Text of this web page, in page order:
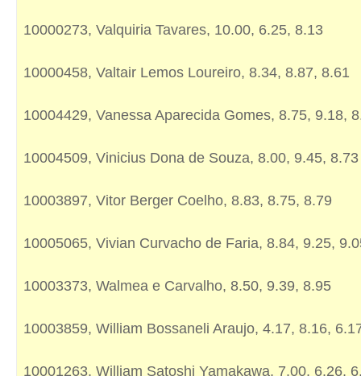
10000273, Valquiria Tavares, 10.00, 6.25, 8.13
10000458, Valtair Lemos Loureiro, 8.34, 8.87, 8.61
10004429, Vanessa Aparecida Gomes, 8.75, 9.18,
10004509, Vinicius Dona de Souza, 8.00, 9.45, 8.73
10003897, Vitor Berger Coelho, 8.83, 8.75, 8.79
10005065, Vivian Curvacho de Faria, 8.84, 9.25,
10003373, Walmea e Carvalho, 8.50, 9.39, 8.95
10003859, William Bossaneli Araujo, 4.17, 8.16,
10001263, William Satoshi Yamakawa, 7.00, 6.26,